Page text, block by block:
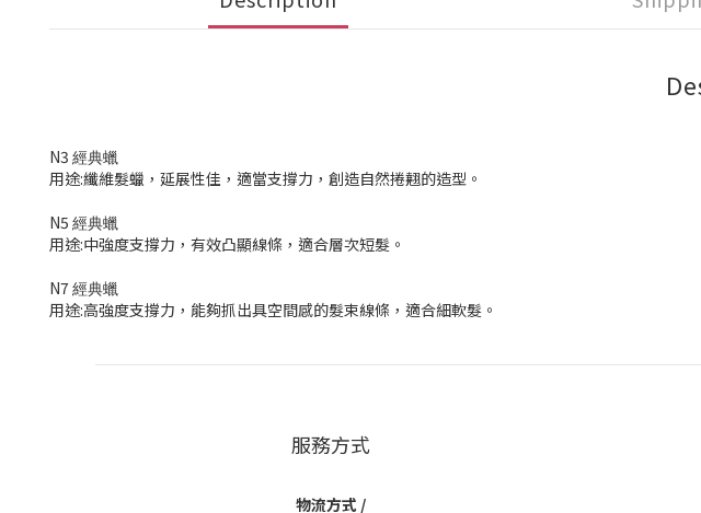
N3 經典蠟
用途:纖維髮蠟，延展性佳，適當支撐力，創造自然捲翹的造型。
N5 經典蠟
用途:中強度支撐力，有效凸顯線條，適合層次短髮。
N7 經典蠟
用途:高強度支撐力，能夠抓出具空間感的髮束線條，適合細軟髮。
服務方式
物流方式 /